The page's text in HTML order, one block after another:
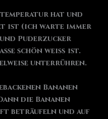
hat und
ist (ich warte immer
Puderzucker
schön weiß ist.
unterrühren.
Bananen
die Bananen
beträufeln und auf